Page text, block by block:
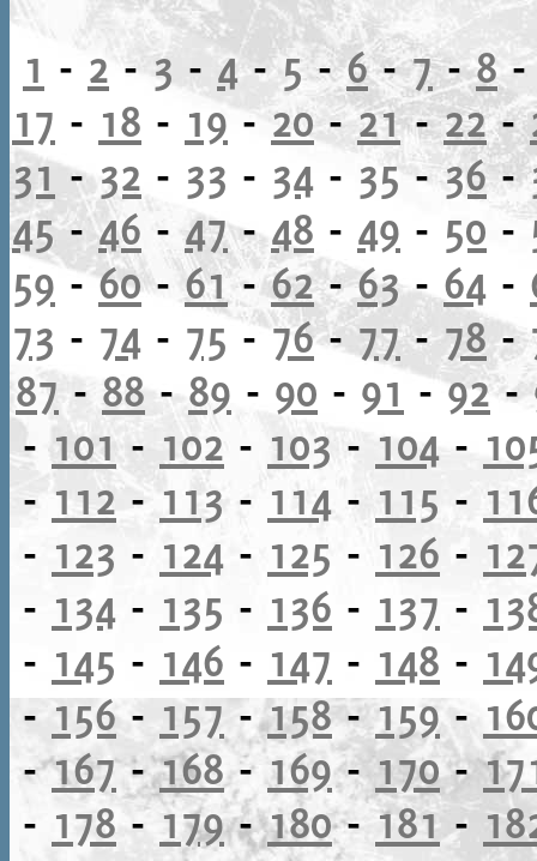
1 - 2-3 - 4-5-6-7-8
17 - 18 - 19-20-21-22-
31-32 - 33 - 34 - 35-36-
45-46-47-48 - 49 - 50 -
59 -60-61-62-63- 64 -
73 - 74 - 75 -76-77-78-
87 - 88 - 89 - 90 - 91 -92-
-101- 102 - 103- 104 -
- 112-113 - 114 - 115 -
- 123 - 124 - 125 - 126 -
- 134 - 135 - 136 - 137 -
- 145 - 146 - 147 - 148 -
-156-157-158-159-
-167-168-169-170-
- 178 - 179-180-181-